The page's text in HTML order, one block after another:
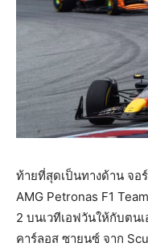
ท้ายที่สุดเป็นทางด้าน จอ
AMG Petronas F1 Team
2 บนเวทีเอฟวันให้กับตน
คาร์ลอส ซายนซ์ จาก